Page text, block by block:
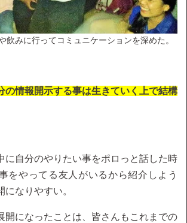
飲みに行ってコミュニケーションを深めた。
の情報開示する事は生きていく上で結構
に自分のやりたい事をポロっと話した時
をやってる友人がいるから紹介しよう
なりやすい。
開になったことは、皆さんもこれまでの